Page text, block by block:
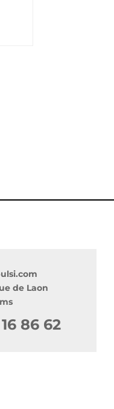
de Laon
86 62